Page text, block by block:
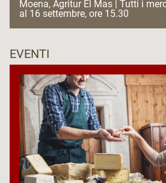
Moena, Agritur El Mas | Tutti i
al 16 settembre, ore 15.30
EVENTI